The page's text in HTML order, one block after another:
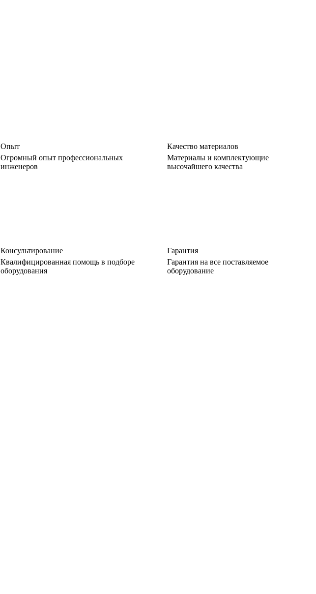
Опыт
Огромный опыт профессиональных
инженеров
Качество материалов
Материалы и комплектующие
высочайшего качества
Консультирование
Квалифицированная помощь в подборе
оборудования
Гарантия
Гарантия на все поставляемое
оборудование